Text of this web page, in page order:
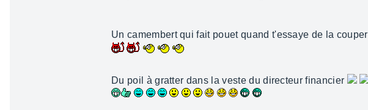
Un camembert qui fait pouet quand t'essaye de la couper
Du poil à gratter dans la veste du directeur financier